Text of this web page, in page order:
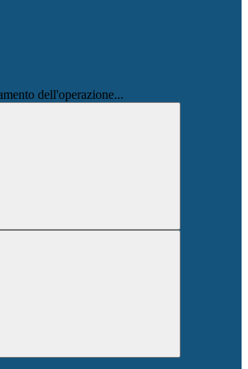
dell'operazione...